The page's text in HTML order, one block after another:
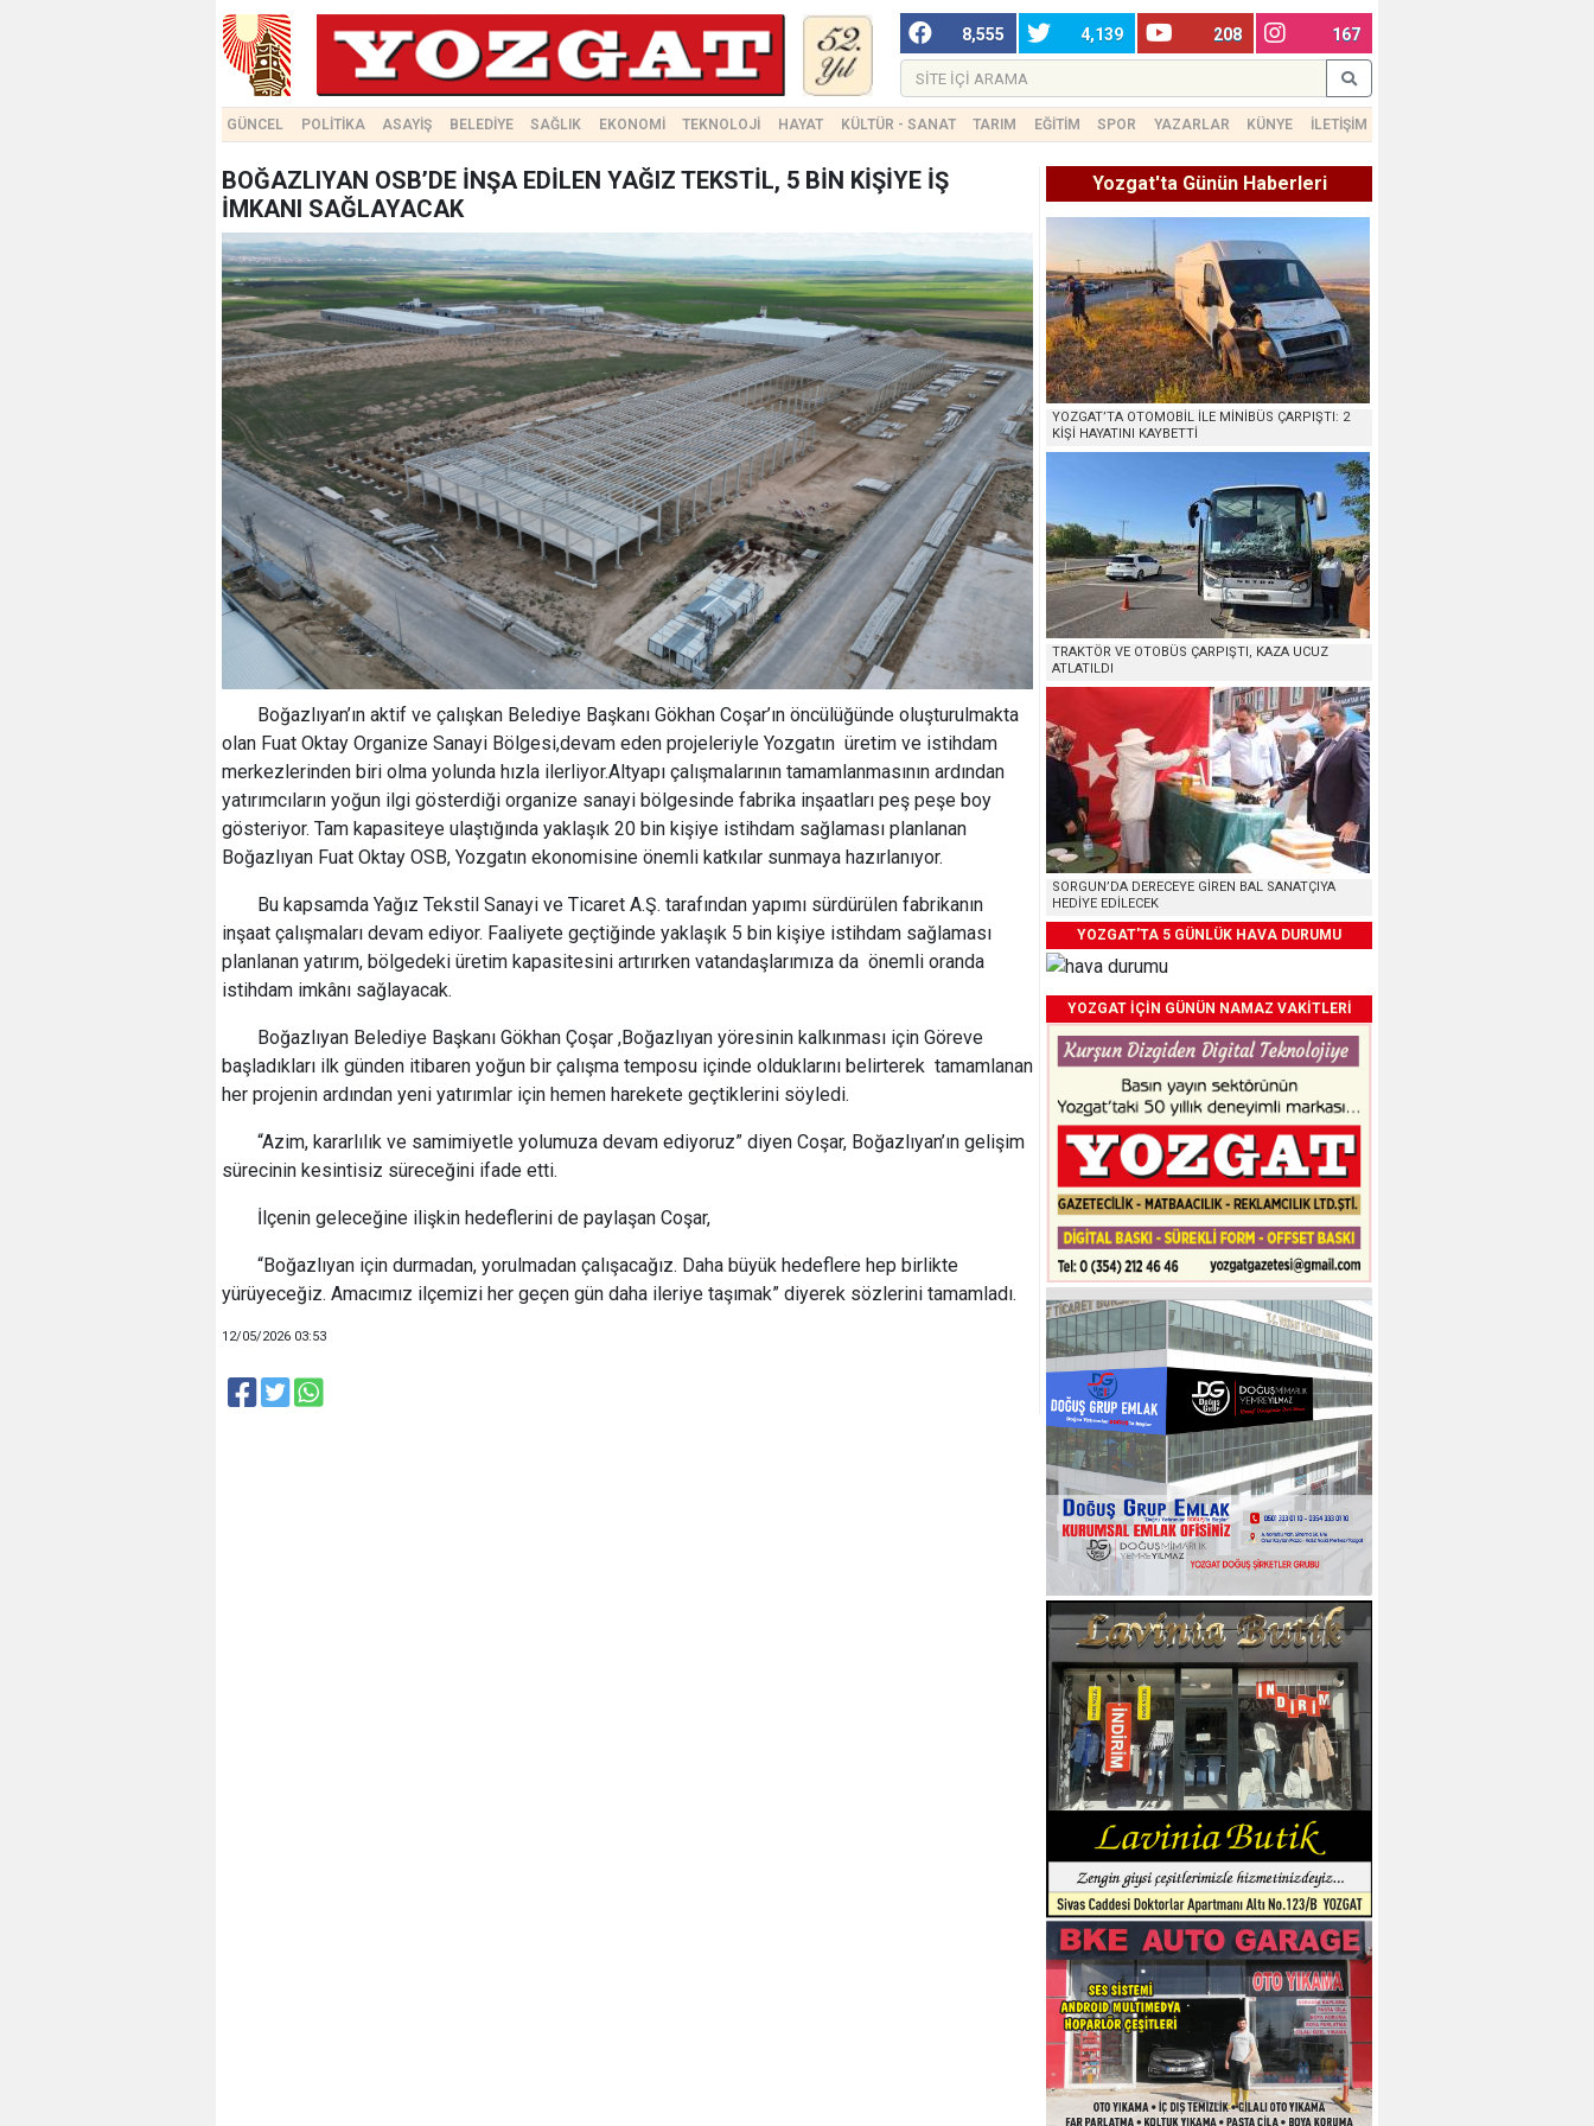
8,555 4,139 208 167
GÜNCEL POLİTİKA ASAYİŞ BELEDİYE SAĞLIK EKONOMİ TEKNOLOJİ HAYAT KÜLTÜR - SANAT TARIM EĞİTİM SPOR YAZARLAR KÜNYE İLETİŞİM
BOĞAZLIYAN OSB’DE İNŞA EDİLEN YAĞIZ TEKSTİL, 5 BİN KİŞİYE İŞ
İMKANI SAĞLAYACAK
Boğazlıyan’ın aktif ve çalışkan Belediye Başkanı Gökhan Coşar’ın öncülüğünde oluşturulmakta
olan Fuat Oktay Organize Sanayi Bölgesi,devam eden projeleriyle Yozgatın üretim ve istihdam
merkezlerinden biri olma yolunda hızla ilerliyor.Altyapı çalışmalarının tamamlanmasının ardından
yatırımcıların yoğun ilgi gösterdiği organize sanayi bölgesinde fabrika inşaatları peş peşe boy
gösteriyor. Tam kapasiteye ulaştığında yaklaşık 20 bin kişiye istihdam sağlaması planlanan
Boğazlıyan Fuat Oktay OSB, Yozgatın ekonomisine önemli katkılar sunmaya hazırlanıyor.
Bu kapsamda Yağız Tekstil Sanayi ve Ticaret A.Ş. tarafından yapımı sürdürülen fabrikanın
inşaat çalışmaları devam ediyor. Faaliyete geçtiğinde yaklaşık 5 bin kişiye istihdam sağlaması
planlanan yatırım, bölgedeki üretim kapasitesini artırırken vatandaşlarımıza da önemli oranda
istihdam imkânı sağlayacak.
Boğazlıyan Belediye Başkanı Gökhan Çoşar ,Boğazlıyan yöresinin kalkınması için Göreve
başladıkları ilk günden itibaren yoğun bir çalışma temposu içinde olduklarını belirterek tamamlanan
her projenin ardından yeni yatırımlar için hemen harekete geçtiklerini söyledi.
“Azim, kararlılık ve samimiyetle yolumuza devam ediyoruz” diyen Coşar, Boğazlıyan’ın gelişim
sürecinin kesintisiz süreceğini ifade etti.
İlçenin geleceğine ilişkin hedeflerini de paylaşan Coşar,
“Boğazlıyan için durmadan, yorulmadan çalışacağız. Daha büyük hedeflere hep birlikte
yürüyeceğiz. Amacımız ilçemizi her geçen gün daha ileriye taşımak” diyerek sözlerini tamamladı.
12/05/2026 03:53
Yozgat'ta Günün Haberleri
YOZGAT’TA OTOMOBİL İLE MİNİBÜS ÇARPIŞTI: 2
KİŞİ HAYATINI KAYBETTİ
TRAKTÖR VE OTOBÜS ÇARPIŞTI, KAZA UCUZ
ATLATILDI
SORGUN’DA DERECEYE GİREN BAL SANATÇIYA
HEDİYE EDİLECEK
YOZGAT'TA 5 GÜNLÜK HAVA DURUMU
YOZGAT İÇİN GÜNÜN NAMAZ VAKİTLERİ